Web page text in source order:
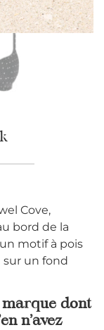
Cove,
bord de la
motif à pois
sur un fond
marque dont
n’avez